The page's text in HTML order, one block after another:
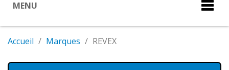
MENU
Accueil Marques REVEX